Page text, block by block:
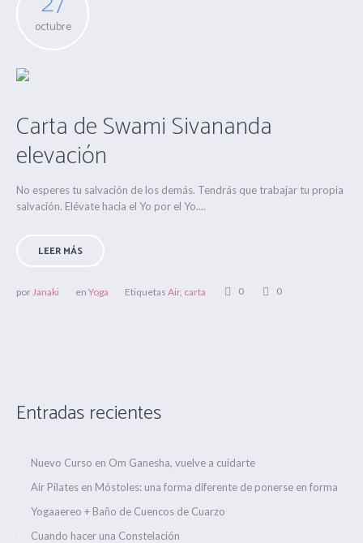
octubre
Carta de Swami Sivananda
elevación
No esperes tu salvación de los demás. Tendrás que trabajar tu propia
salvación. Elévate hacia el Yo por el Yo....
LEER MÁS
por Janaki en Yoga Etiquetas Air, carta 0 0
Entradas recientes
Nuevo Curso en Om Ganesha, vuelve a cuidarte
Air Pilates en Móstoles: una forma diferente de ponerse en forma
Yogaaereo + Baño de Cuencos de Cuarzo
Cuando hacer una Constelación